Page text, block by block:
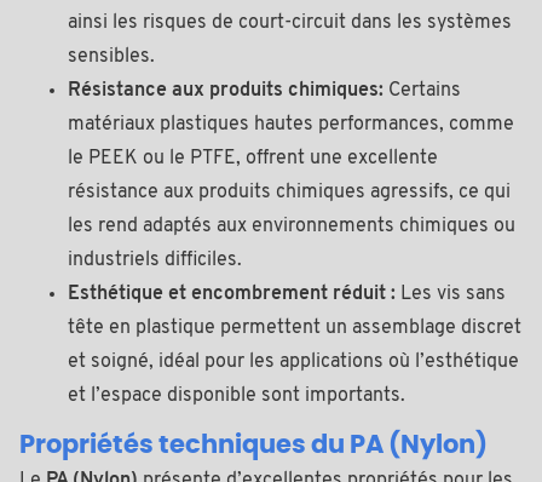
ainsi les risques de court-circuit dans les systèmes
sensibles.
Résistance aux produits chimiques: Certains
matériaux plastiques hautes performances, comme
le PEEK ou le PTFE, offrent une excellente
résistance aux produits chimiques agressifs, ce qui
les rend adaptés aux environnements chimiques ou
industriels difficiles.
Esthétique et encombrement réduit : Les vis sans
tête en plastique permettent un assemblage discret
et soigné, idéal pour les applications où l’esthétique
et l’espace disponible sont importants.
Propriétés techniques du PA (Nylon)